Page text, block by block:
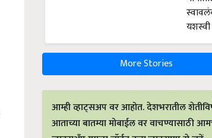
More Stories
आम्ही व्हाट्सअप वर आहोत. देशभरातील
आताच्या बातम्या मोबाईल वर वाचण्यासाठी